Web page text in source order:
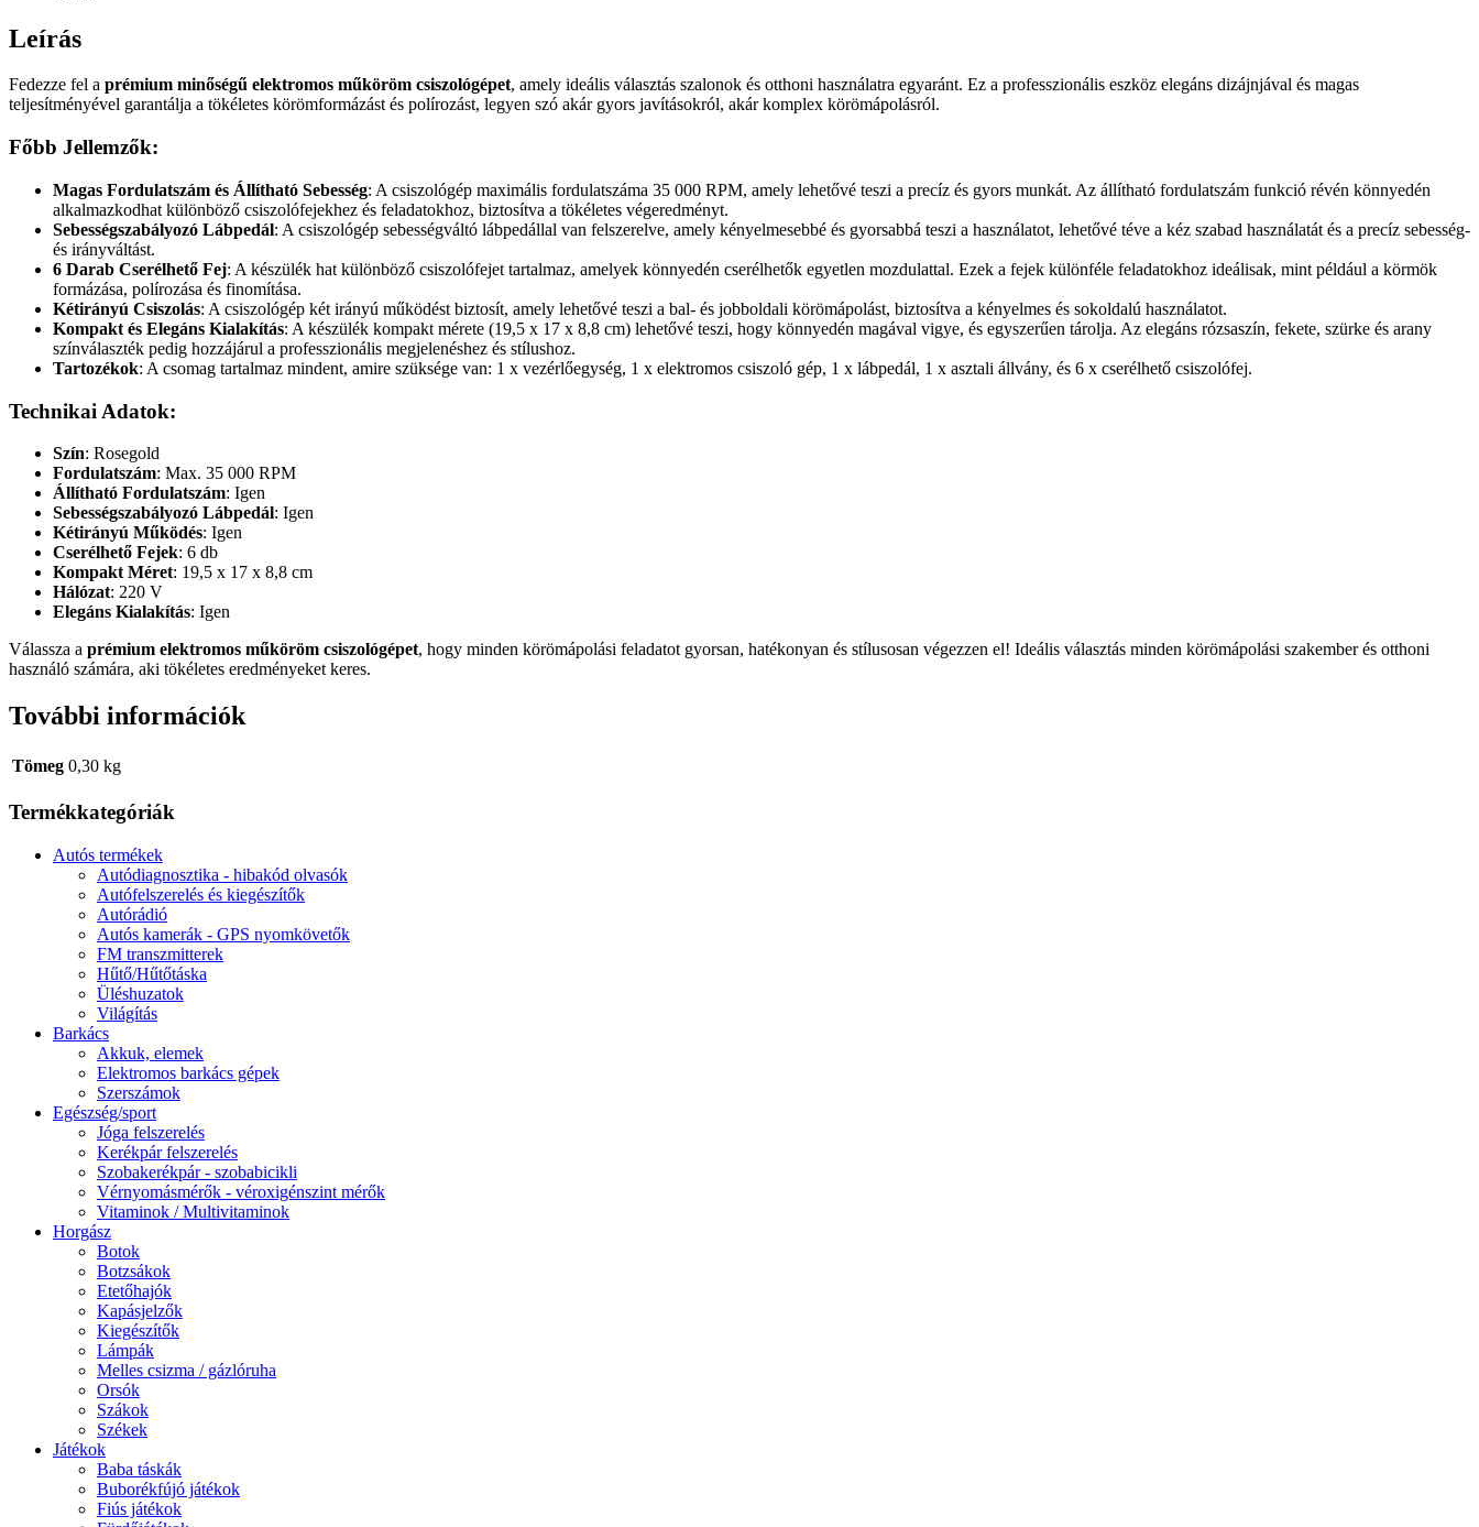
Leírás
Fedezze fel a prémium minőségű elektromos műköröm csiszológépet, amely ideális választás szalonok és otthoni használatra egyaránt. Ez a professzionális eszköz elegáns dizájnjával és magas
teljesítményével garantálja a tökéletes körömformázást és polírozást, legyen szó akár gyors javításokról, akár komplex körömápolásról.
Főbb Jellemzők:
Magas Fordulatszám és Állítható Sebesség: A csiszológép maximális fordulatszáma 35 000 RPM, amely lehetővé teszi a precíz és gyors munkát. Az állítható fordulatszám funkció révén könnyedén
alkalmazkodhat különböző csiszolófejekhez és feladatokhoz, biztosítva a tökéletes végeredményt.
Sebességszabályozó Lábpedál: A csiszológép sebességváltó lábpedállal van felszerelve, amely kényelmesebbé és gyorsabbá teszi a használatot, lehetővé téve a kéz szabad használatát és a precíz sebesség-
és irányváltást.
6 Darab Cserélhető Fej: A készülék hat különböző csiszolófejet tartalmaz, amelyek könnyedén cserélhetők egyetlen mozdulattal. Ezek a fejek különféle feladatokhoz ideálisak, mint például a körmök
formázása, polírozása és finomítása.
Kétirányú Csiszolás: A csiszológép két irányú működést biztosít, amely lehetővé teszi a bal- és jobboldali körömápolást, biztosítva a kényelmes és sokoldalú használatot.
Kompakt és Elegáns Kialakítás: A készülék kompakt mérete (19,5 x 17 x 8,8 cm) lehetővé teszi, hogy könnyedén magával vigye, és egyszerűen tárolja. Az elegáns rózsaszín, fekete, szürke és arany
színválaszték pedig hozzájárul a professzionális megjelenéshez és stílushoz.
Tartozékok: A csomag tartalmaz mindent, amire szüksége van: 1 x vezérlőegység, 1 x elektromos csiszoló gép, 1 x lábpedál, 1 x asztali állvány, és 6 x cserélhető csiszolófej.
Technikai Adatok:
Szín: Rosegold
Fordulatszám: Max. 35 000 RPM
Állítható Fordulatszám: Igen
Sebességszabályozó Lábpedál: Igen
Kétirányú Működés: Igen
Cserélhető Fejek: 6 db
Kompakt Méret: 19,5 x 17 x 8,8 cm
Hálózat: 220 V
Elegáns Kialakítás: Igen
Válassza a prémium elektromos műköröm csiszológépet, hogy minden körömápolási feladatot gyorsan, hatékonyan és stílusosan végezzen el! Ideális választás minden körömápolási szakember és otthoni
használó számára, aki tökéletes eredményeket keres.
További információk
Tömeg 0,30 kg
Termékkategóriák
Autós termékek
Autódiagnosztika - hibakód olvasók
Autófelszerelés és kiegészítők
Autórádió
Autós kamerák - GPS nyomkövetők
FM transzmitterek
Hűtő/Hűtőtáska
Üléshuzatok
Világítás
Barkács
Akkuk, elemek
Elektromos barkács gépek
Szerszámok
Egészség/sport
Jóga felszerelés
Kerékpár felszerelés
Szobakerékpár - szobabicikli
Vérnyomásmérők - véroxigénszint mérők
Vitaminok / Multivitaminok
Horgász
Botok
Botzsákok
Etetőhajók
Kapásjelzők
Kiegészítők
Lámpák
Melles csizma / gázlóruha
Orsók
Szákok
Székek
Játékok
Baba táskák
Buborékfújó játékok
Fiús játékok